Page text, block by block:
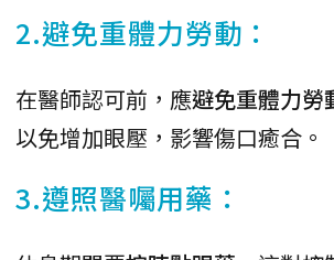
2.避免重體力勞動：
在醫師認可前，應避免重體力勞
以免增加眼壓，影響傷口癒合。
3.遵照醫囑用藥：